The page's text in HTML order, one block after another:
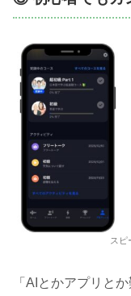
スピ
「AIとかアプリと